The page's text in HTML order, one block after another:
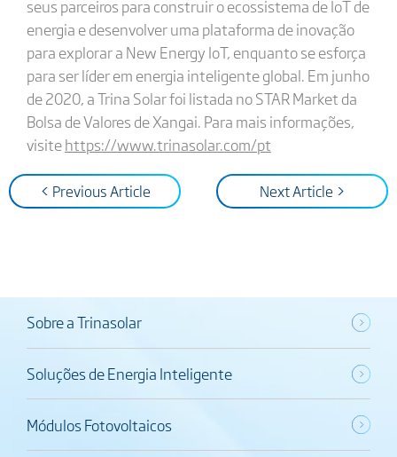
seus parceiros para construir o ecossistema de IoT de
energia e desenvolver uma plataforma de inovação
para explorar a New Energy IoT, enquanto se esforça
para ser líder em energia inteligente global. Em junho
de 2020, a Trina Solar foi listada no STAR Market da
Bolsa de Valores de Xangai. Para mais informações,
visitehttps://www.trinasolar.com/pt
< Previous Article Next Article >
Sobre a Trinasolar
Soluções de Energia Inteligente
Módulos Fotovoltaicos